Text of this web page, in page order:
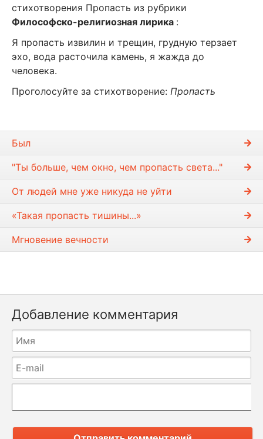
стихотворения Пропасть из рубрики
Философско-религиозная лирика :
Я пропасть извилин и трещин, грудную терзает
эхо, вода расточила камень, я жажда до
человека.
Проголосуйте за стихотворение: Пропасть
Был
"Ты больше, чем окно, чем пропасть света..."
От людей мне уже никуда не уйти
«Такая пропасть тишины...»
Мгновение вечности
Добавление комментария